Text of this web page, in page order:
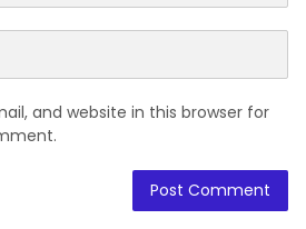
and website in this browser for